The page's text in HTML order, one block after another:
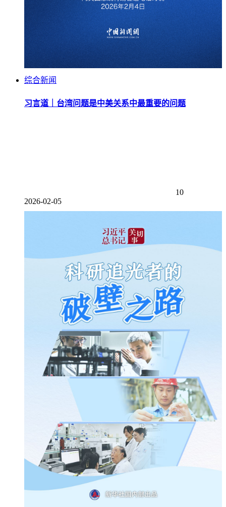
综合新闻
习言道｜台湾问题是中美关系中最重要的问题
10
2026-02-05